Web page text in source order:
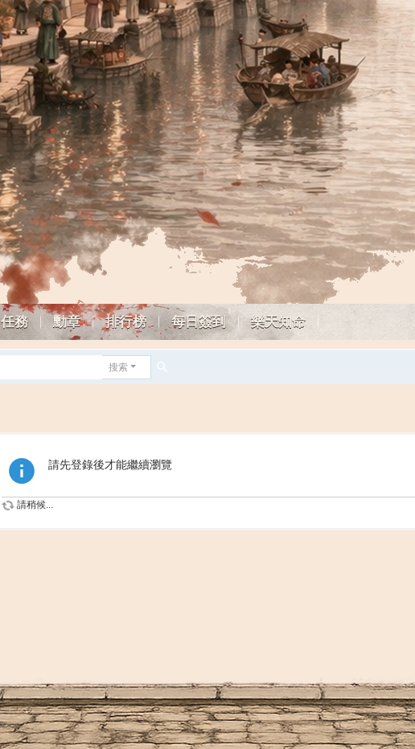
任務 勳章 排行榜 每日簽到 樂天知命
搜索
請先登錄後才能繼續瀏覽
請稍候...